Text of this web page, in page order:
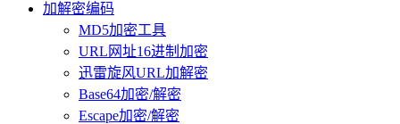
加解密编码
MD5加密工具
URL网址16进制加密
迅雷旋风URL加解密
Base64加密/解密
Escape加密/解密